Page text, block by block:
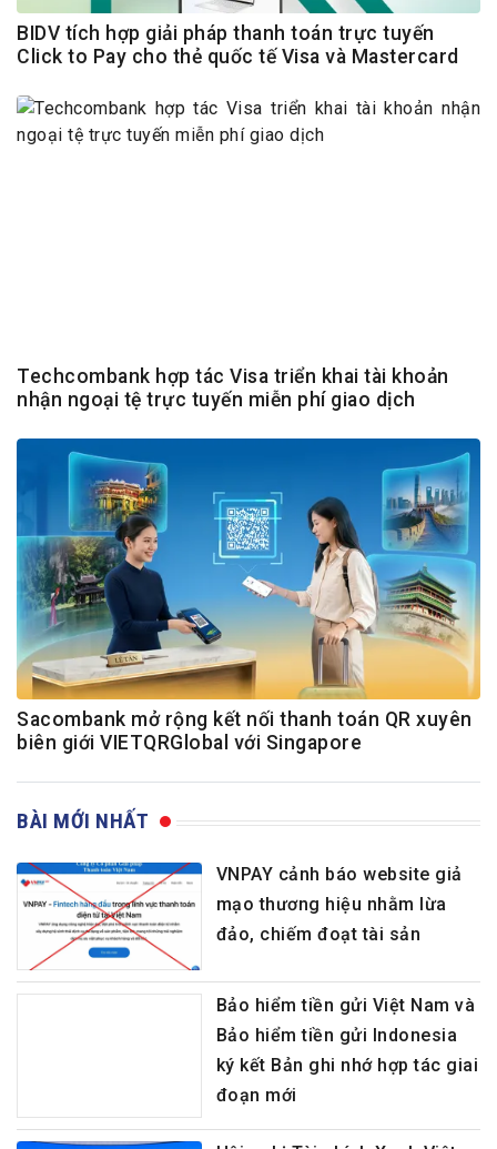
BIDV tích hợp giải pháp thanh toán trực tuyến
Click to Pay cho thẻ quốc tế Visa và Mastercard
Techcombank hợp tác Visa triển khai tài khoản
nhận ngoại tệ trực tuyến miễn phí giao dịch
Sacombank mở rộng kết nối thanh toán QR xuyên
biên giới VIETQRGlobal với Singapore
BÀI MỚI NHẤT
VNPAY cảnh báo website giả
mạo thương hiệu nhằm lừa
đảo, chiếm đoạt tài sản
Bảo hiểm tiền gửi Việt Nam và
Bảo hiểm tiền gửi Indonesia
ký kết Bản ghi nhớ hợp tác giai
đoạn mới